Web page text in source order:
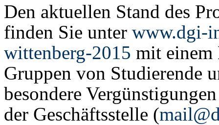
Den aktuellen Stand des
finden Sie unter www.dgi-
wittenberg-2015 mit
Gruppen von Studierende
besondere
der Geschäftsstelle (